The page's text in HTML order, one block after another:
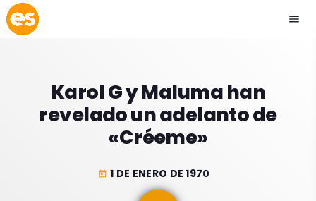
menu
EMISIÓN LA PAZ
EMISIÓN COCHABAMBA
Karol G y Maluma han
revelado un adelanto de
«Créeme»
today 1 DE ENERO DE 1970